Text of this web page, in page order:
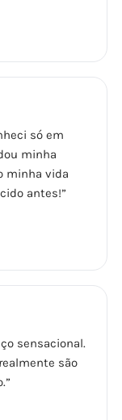
só em
minha
minha vida
antes!”
sensacional.
são